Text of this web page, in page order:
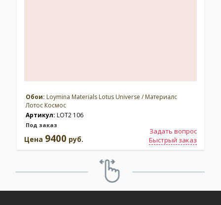
Обои: Loymina Materials Lotus Universe / Материалс
Лотос Космос
Артикул: LOT2 106
Под заказ
Задать вопрос
Быстрый заказ
Цена 9400 руб.